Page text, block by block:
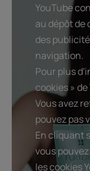
Parfum floral doux
YouTube
au dépôt de
des
navigation.
Pour plus
cookies » de
Vous avez
pouvez pas
En cliquant
vous
les cookies